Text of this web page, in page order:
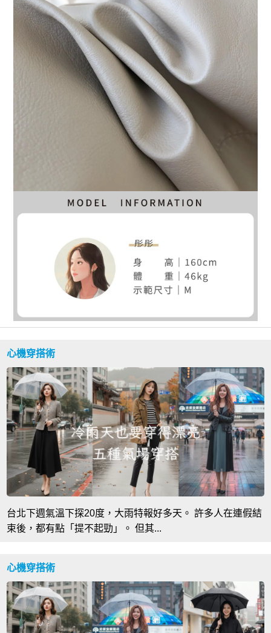
心機穿搭術
台北下週氣溫下探20度，大雨特報好多天。 許多人在連假結
束後，都有點「提不起勁」。 但其...
心機穿搭術